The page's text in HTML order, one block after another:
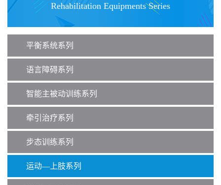
i
g
i
Rehabilitation Equipments Series
平衡系统系列
语言障碍系列
智能主被动训练系列
牵引治疗系列
步态训练系列
运动—上肢系列